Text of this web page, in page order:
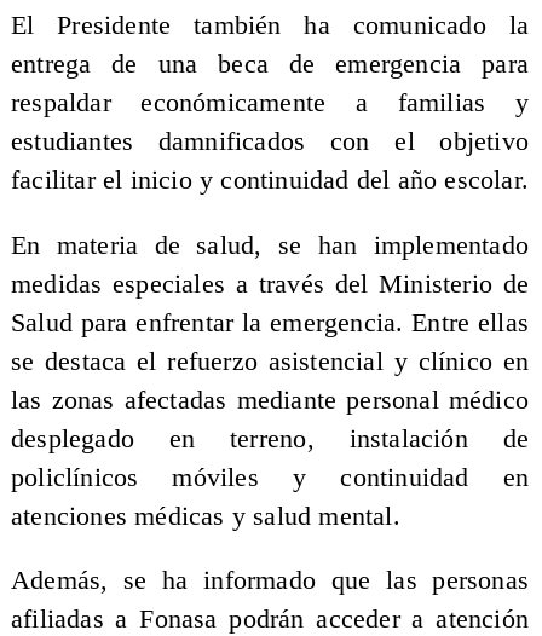
El Presidente también ha comunicado la
entrega de una beca de emergencia para
respaldar económicamente a familias y
estudiantes damnificados con el objetivo
facilitar el inicio y continuidad del año escolar.
En materia de salud, se han implementado
medidas especiales a través del Ministerio de
Salud para enfrentar la emergencia. Entre ellas
se destaca el refuerzo asistencial y clínico en
las zonas afectadas mediante personal médico
desplegado en terreno, instalación de
policlínicos móviles y continuidad en
atenciones médicas y salud mental.
Además, se ha informado que las personas
afiliadas a Fonasa podrán acceder a atención